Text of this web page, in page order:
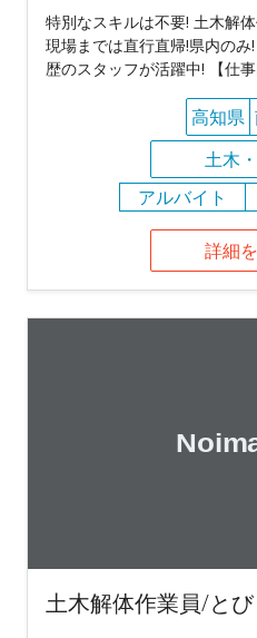
特別なスキルは不要! 土木解
現場までは直行直帰!県内の
歴のスタッフが活躍中! 【仕事
高知県
土木
アルバイト
詳細
土木解体作業員/と